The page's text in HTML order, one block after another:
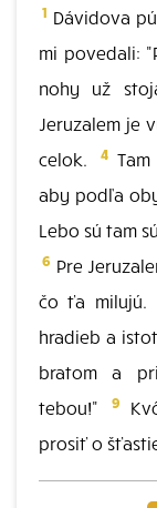
1 Dávidova
mi povedali:
nohy už
Jeruzalem je
celok.
4Tam
aby podľa
Lebo sú tam
6 Pre
čo ťa milujú.
hradieb a
bratom a
tebou!"
9
prosiť o